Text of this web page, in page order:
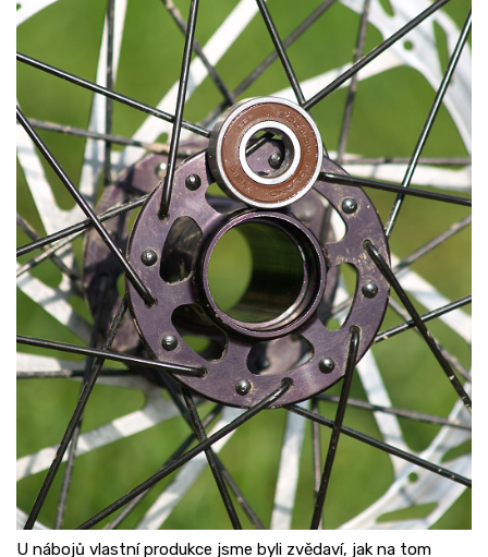
U nábojů vlastní produkce jsme byli zvědaví, jak na tom